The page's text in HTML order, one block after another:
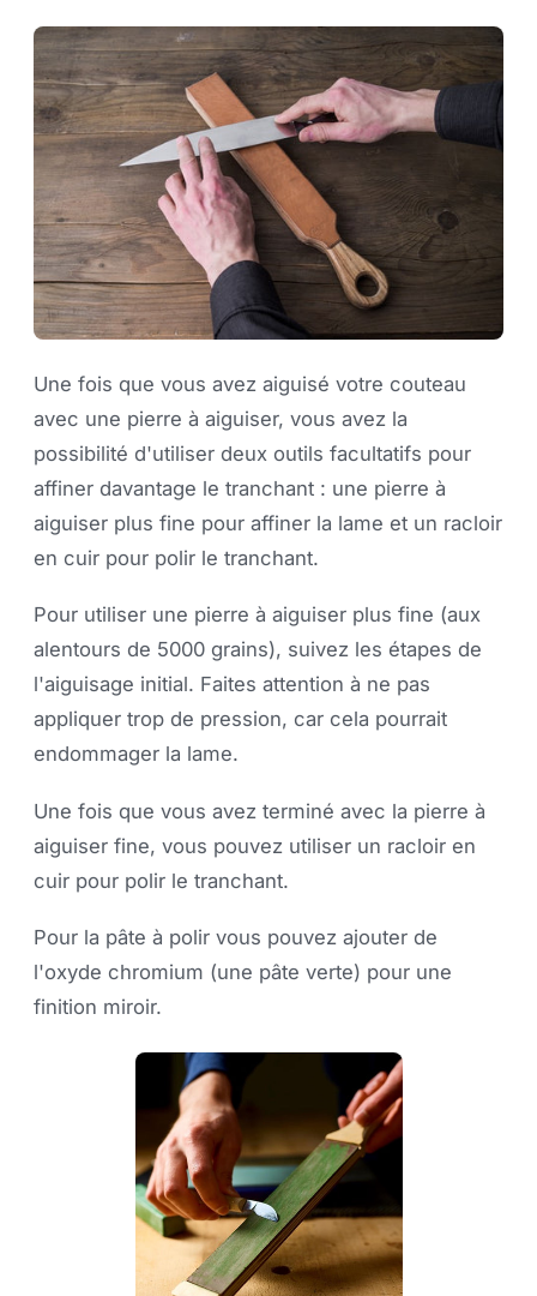
Une fois que vous avez aiguisé votre couteau
avec une pierre à aiguiser, vous avez la
possibilité d'utiliser deux outils facultatifs pour
affiner davantage le tranchant : une pierre à
aiguiser plus fine pour affiner la lame et un racloir
en cuir pour polir le tranchant.
Pour utiliser une pierre à aiguiser plus fine (aux
alentours de 5000 grains), suivez les étapes de
l'aiguisage initial. Faites attention à ne pas
appliquer trop de pression, car cela pourrait
endommager la lame.
Une fois que vous avez terminé avec la pierre à
aiguiser fine, vous pouvez utiliser un racloir en
cuir pour polir le tranchant.
Pour la pâte à polir vous pouvez ajouter de
l'oxyde chromium (une pâte verte) pour une
finition miroir.